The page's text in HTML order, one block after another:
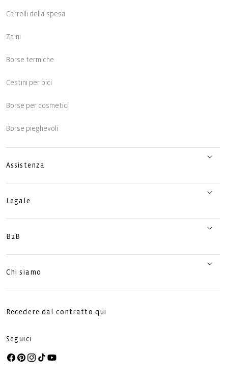
Carrelli della spesa
Zaini
Borse termiche
Cestini per bici
Borse per cosmetici
Borse pieghevoli
Assistenza
Legale
B2B
Chi siamo
Recedere dal contratto qui
Seguici
Facebook
Pinterest
Instagram
TikTokYouTube